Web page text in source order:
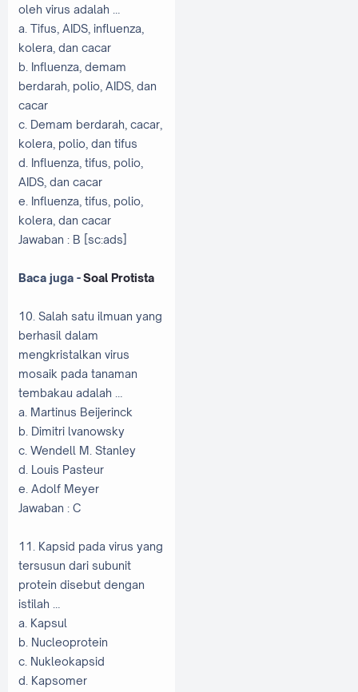
oleh virus adalah …
a. Tifus, AIDS, influenza,
kolera, dan cacar
b. Influenza, demam
berdarah, polio, AIDS, dan
cacar
c. Demam berdarah, cacar,
kolera, polio, dan tifus
d. Influenza, tifus, polio,
AIDS, dan cacar
e. Influenza, tifus, polio,
kolera, dan cacar
Jawaban : B [sc:ads]
Baca juga -Soal Protista
10. Salah satu ilmuan yang
berhasil dalam
mengkristalkan virus
mosaik pada tanaman
tembakau adalah …
a. Martinus Beijerinck
b. Dimitri lvanowsky
c. Wendell M. Stanley
d. Louis Pasteur
e. Adolf Meyer
Jawaban : C
11. Kapsid pada virus yang
tersusun dari subunit
protein disebut dengan
istilah …
a. Kapsul
b. Nucleoprotein
c. Nukleokapsid
d. Kapsomer